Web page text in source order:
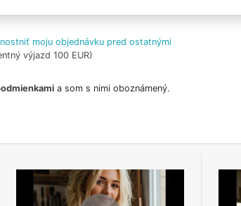
moju objednávku pred ostatnými
výjazd 100 EUR)
a som s nimi oboznámený.